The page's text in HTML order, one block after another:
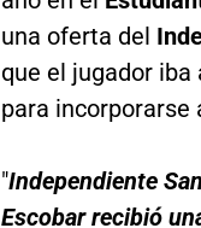
una oferta del
que el jugador
para incorporarse
"Independiente
Escobar recibió